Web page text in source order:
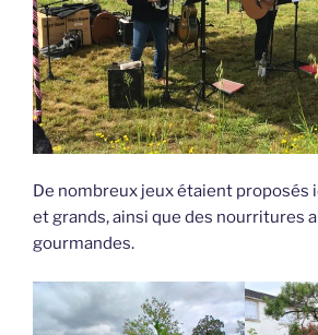
De nombreux jeux étaient proposés
et grands, ainsi que des nourritures
gourmandes.